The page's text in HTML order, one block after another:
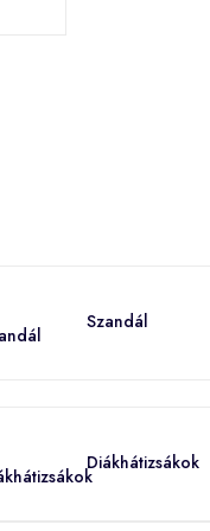
Szandál
Diákhátizsákok